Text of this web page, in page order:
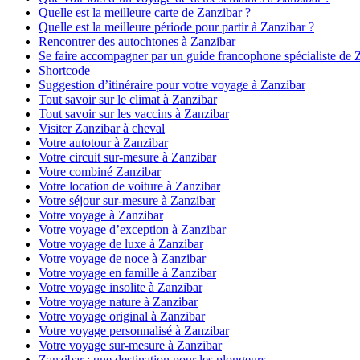
Quelle est la meilleure carte de Zanzibar ?
Quelle est la meilleure période pour partir à Zanzibar ?
Rencontrer des autochtones à Zanzibar
Se faire accompagner par un guide francophone spécialiste de
Shortcode
Suggestion d’itinéraire pour votre voyage à Zanzibar
Tout savoir sur le climat à Zanzibar
Tout savoir sur les vaccins à Zanzibar
Visiter Zanzibar à cheval
Votre autotour à Zanzibar
Votre circuit sur-mesure à Zanzibar
Votre combiné Zanzibar
Votre location de voiture à Zanzibar
Votre séjour sur-mesure à Zanzibar
Votre voyage à Zanzibar
Votre voyage d’exception à Zanzibar
Votre voyage de luxe à Zanzibar
Votre voyage de noce à Zanzibar
Votre voyage en famille à Zanzibar
Votre voyage insolite à Zanzibar
Votre voyage nature à Zanzibar
Votre voyage original à Zanzibar
Votre voyage personnalisé à Zanzibar
Votre voyage sur-mesure à Zanzibar